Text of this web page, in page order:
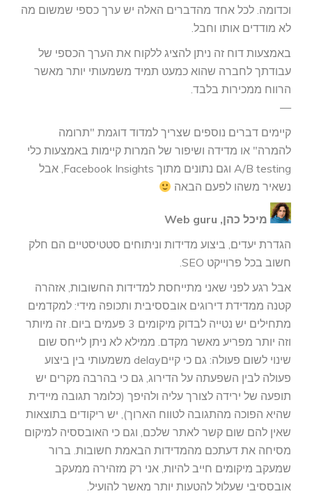
וכדומה. לכל אחד מהדברים האלה יש ערך כספי שמשום מה
לא מודדים אותו וחבל.
באמצעות דוח זה ניתן להציג ללקוח את הערך הכספי של
עבודתך לחברה שהוא כמעט תמיד משמעותי יותר מאשר
הרווח ממכירות בלבד.
—
קיימים דברים נוספים שצריך למדוד דוגמת "תרומה
להמרה" או מדידה ושיפור של המרות קיימות באמצעות כלי
A/B testing וגם נתונים מתוך Facebook Insights, אבל
נשאיר משהו לפעם הבאה
מיכל כהן, Web guru
הגדרת יעדים, ביצוע מדידות וניתוחים סטטיסטיים הם חלק
חשוב בכל פרוייקט SEO.
אבל רגע לפני שאני מתייחסת למדידות החשובות, אזהרה
קטנה ממדידת דירוגים אובססיבית ותכופה מידי: למקדמים
מתחילים יש נטייה לבדוק מיקומים 3 פעמים ביום. זה מיותר
וזה יותר מפריע מאשר מקדם. ממילא לא ניתן לייחס שום
שינוי לשום פעולה: גם כי קייםdelay משמעותי בין ביצוע
פעולה לבין השפעתה על הדירוג, גם כי בהרבה מקרים יש
תופעה של ירידה לצורך עליה ולהיפך (כלומר תגובה מיידית
שהיא הפוכה מהתגובה לטווח הארוך), יש ריקודים בתוצאות
שאין להם שום קשר לאתר שלכם, וגם כי האובססיה למיקום
מסיחה את דעתכם מהמדידות הבאמת חשובות. ברור
שמעקב מיקומים חייב להיות, אני רק מזהירה ממעקב
אובססיבי שעלול להטעות יותר מאשר להועיל.